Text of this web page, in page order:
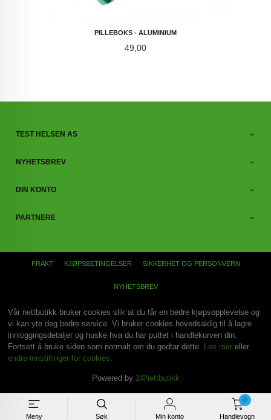
Meny Søk Min konto Handlevogn
0
PILLEBOKS - ALUMINIUM
Pris
49,00
TEST HELSEN AS
NYHETSBREV
DIN KONTO
PARTNERE
FRAKT KJØPSBETINGELSER SIKKERHET OG PERSONVERN
NYHETSBREV
Vår nettbutikk bruker cookies slik at du får en bedre kjøpsopplevelse og
vi kan yte deg bedre service. Vi bruker cookies hovedsaklig til å lagre
innloggingsdetaljer og huske hva du har puttet i handlekurven din.
Fortsett å bruke siden som normalt om du godtar dette. Les mer eller
endre innstillinger for cookies.
Powered by 24Nettbutikk